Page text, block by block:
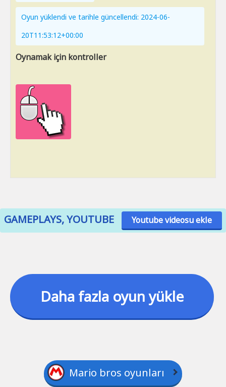
Oyun yüklendi ve tarihle güncellendi: 2024-06-
20T11:53:12+00:00
Oynamak için kontroller
GAMEPLAYS, YOUTUBE Youtube videosu ekle
Daha fazla oyun yükle
Mario bros oyunları